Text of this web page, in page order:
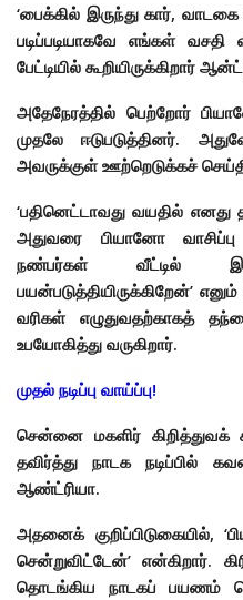
‘பைக்கில் இருந்து கார்,
படிப்படியாகவே எங்கள் வசதி
பேட்டியில் கூறியிருக்கிறார்
அதேநேரத்தில் பெற்றோர்
முதலே ஈடுபடுத்தினர்.
அவருக்குள் ஊற்றெடுக்கச்
‘பதினெட்டாவது வயதில்
அதுவரை பியானோ
நண்பர்கள் வீட்டில்
பயன்படுத்தியிருக்கிறேன்’
வரிகள் எழுதுவதற்காகத்
உபயோகித்து வருகிறார்.
முதல் நடிப்பு வாய்ப்பு!
சென்னை மகளிர் கிறித்துவக்
தவிர்த்து நாடக நடிப்பில்
ஆண்ட்ரியா.
அதனைக் குறிப்பிடுகையில்,
சென்றுவிட்டேன்’ என்கிறார்.
தொடங்கிய நாடகப் பயணம்